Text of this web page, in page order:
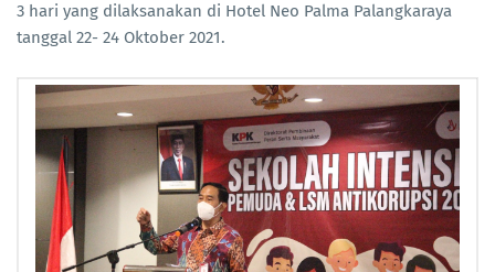
3 hari yang dilaksanakan di Hotel Neo Palma Palangkaraya
tanggal 22- 24 Oktober 2021.